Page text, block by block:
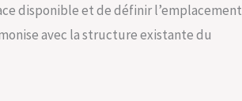
disponible et de définir l’emplacement
avec la structure existante du